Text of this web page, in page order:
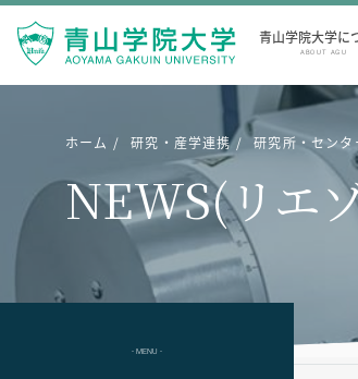
青山学院大学に
ABOUT AGU
ホーム 研究・産学連携 研究所・センタ
NEWS(リエ
- MENU -